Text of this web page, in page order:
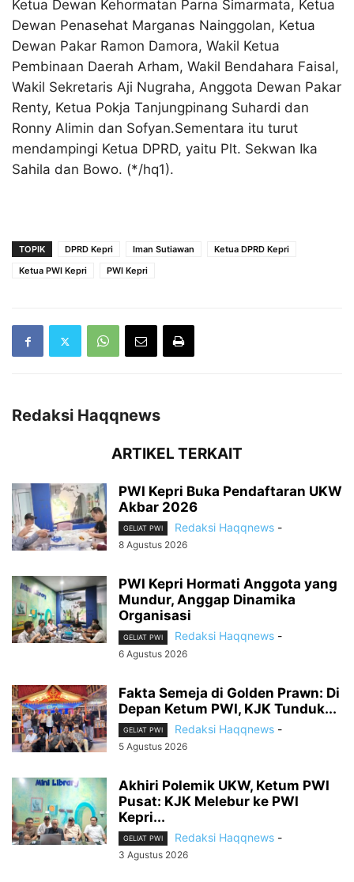
Ketua Dewan Kehormatan Parna Simarmata, Ketua
Dewan Penasehat Marganas Nainggolan, Ketua
Dewan Pakar Ramon Damora, Wakil Ketua
Pembinaan Daerah Arham, Wakil Bendahara Faisal,
Wakil Sekretaris Aji Nugraha, Anggota Dewan Pakar
Renty, Ketua Pokja Tanjungpinang Suhardi dan
Ronny Alimin dan Sofyan.Sementara itu turut
mendampingi Ketua DPRD, yaitu Plt. Sekwan Ika
Sahila dan Bowo. (*/hq1).
TOPIK DPRD Kepri Iman Sutiawan
Ketua DPRD Kepri
Ketua PWI Kepri
PWI Kepri
Redaksi Haqqnews
ARTIKEL TERKAIT
PWI Kepri Buka Pendaftaran UKW
Akbar 2026
GELIAT PWI Redaksi Haqqnews -
8 Agustus 2026
PWI Kepri Hormati Anggota yang
Mundur, Anggap Dinamika
Organisasi
GELIAT PWI Redaksi Haqqnews -
6 Agustus 2026
Fakta Semeja di Golden Prawn: Di
Depan Ketum PWI, KJK Tunduk...
GELIAT PWI Redaksi Haqqnews -
5 Agustus 2026
Akhiri Polemik UKW, Ketum PWI
Pusat: KJK Melebur ke PWI
Kepri...
GELIAT PWI Redaksi Haqqnews -
3 Agustus 2026